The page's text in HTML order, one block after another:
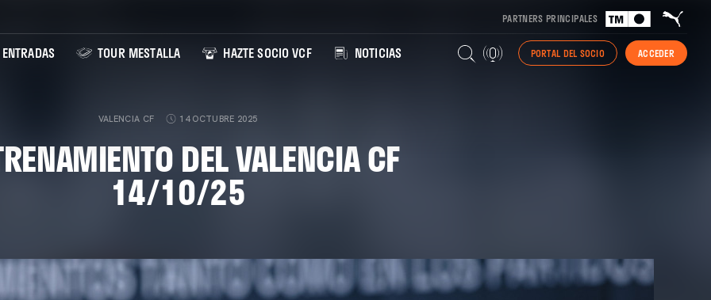
PARTNERS PRINCIPALES
ENTRADAS TOUR MESTALLA HAZTE SOCIO VCF NOTICIAS PORTAL DEL SOCIO ACCEDER
VALENCIA CF 14 OCTUBRE 2025
DEL VALENCIA CF
14/10/25